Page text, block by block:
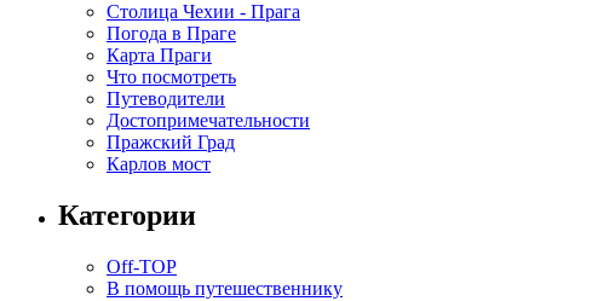
Столица Чехии - Прага
Погода в Праге
Карта Праги
Что посмотреть
Путеводители
Достопримечательности
Пражский Град
Карлов мост
Категории
Off-TOP
В помощь путешественнику